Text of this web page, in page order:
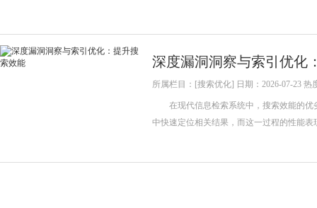
深度漏洞洞察与索引优化
所属栏目：[搜索优化] 日期：2026-07-23 热
在现代信息检索系统中，搜索效能的优
中快速定位相关结果，而这一过程的性能